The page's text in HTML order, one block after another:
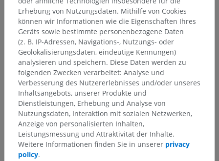
die Wirbelkörper und die Äußere Knochenhaut,
benachbarte Blutgefäße.
b) Sympathische Verbindungen:
Über die weißen und grauen Verbindungsäste steht der
Spinalnerv T10 mit dem Grenzstrang in Verbindung. Die
weißen Verbindungsäste ermöglichen präganglionären
sympathischen Fasern, den Grenzstrang zu erreichen,
während die grauen Verbindungsäste postganglionären
sympathischen Fasern den Weg zu peripheren Zielstrukturen
wie Schweißdrüsen und Blutgefäßen ermöglichen.
_________________________
ÜBERSICHTSTABELLE
Erhebung von Nutzungsdaten. Mithilfe von Cookies
können wir Informationen wie die Eigenschaften Ihres
Geräts sowie bestimmte personenbezogene Daten
(z. B. IP-Adressen, Navigations-, Nutzungs- oder
Geolokalisierungsdaten, eindeutige Kennungen)
analysieren und speichern. Diese Daten werden zu
folgenden Zwecken verarbeitet: Analyse und
Verbesserung des Nutzererlebnisses und/oder unseres
Inhaltsangebots, unserer Produkte und
Dienstleistungen, Erhebung und Analyse von
Nutzungsdaten, Interaktion mit sozialen Netzwerken,
Anzeige von personalisierten Inhalten,
Leistungsmessung und Attraktivität der Inhalte.
Weitere Informationen finden Sie in unserer privacy
policy.